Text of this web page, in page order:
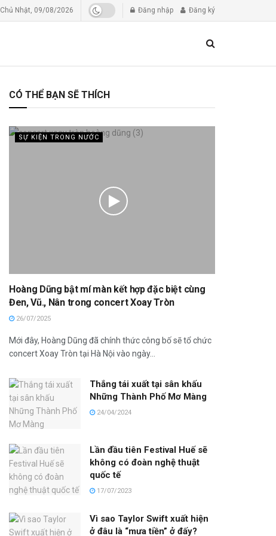
Chủ Nhật, 09/08/2026 Đăng nhập Đăng ký
CÓ THỂ BẠN SẼ THÍCH
SỰ KIỆN TRONG NƯỚC
Hoàng Dũng bật mí màn kết hợp đặc biệt cùng
Đen, Vũ., Nân trong concert Xoay Tròn
26/07/2025
Mới đây, Hoàng Dũng đã chính thức công bố sẽ tổ chức
concert Xoay Tròn tại Hà Nội vào ngày...
Thắng tái xuất tại sân khấu
Những Thành Phố Mơ Màng
24/04/2024
Lần đầu tiên Festival Huế sẽ
không có đoàn nghệ thuật
quốc tế
17/07/2023
Vì sao Taylor Swift xuất hiện
ở đâu là “mưa tiền” ở đấy?